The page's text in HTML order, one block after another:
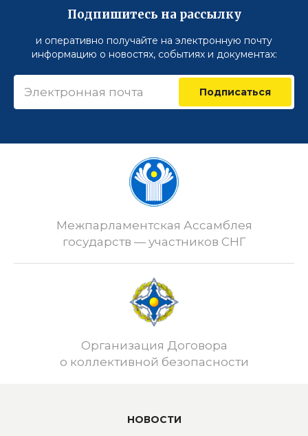
Подпишитесь на рассылку
и оперативно получайте на электронную почту
информацию о новостях, событиях и документах:
Подписаться
Межпарламентская Ассамблея
государств — участников СНГ
Организация Договора
о коллективной безопасности
НОВОСТИ